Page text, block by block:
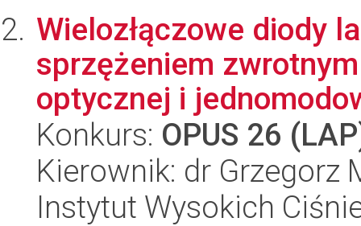
Wielozłączowe diody
sprzężeniem
optycznej i
Konkurs: OPUS 26
Kierownik: dr Grzegorz
Instytut Wysokich